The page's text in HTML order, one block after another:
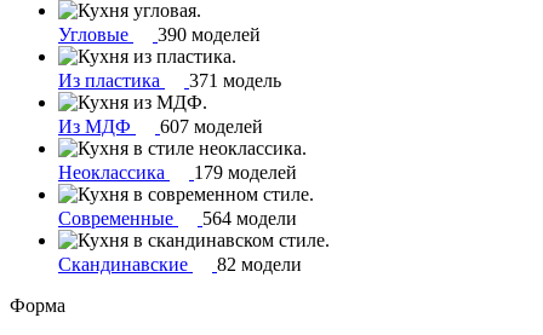
Угловые 390 моделей
Из пластика 371 модель
Из МДФ 607 моделей
Неоклассика 179 моделей
Современные 564 модели
Скандинавские
82 модели
Форма